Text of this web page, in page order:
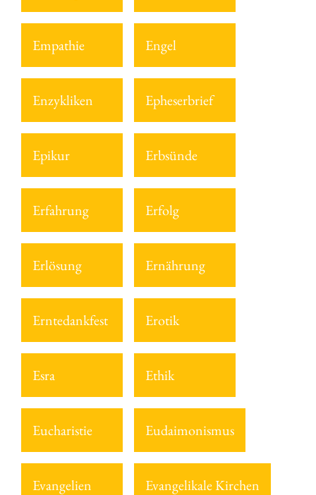
Empathie Engel
Enzykliken Epheserbrief
Epikur Erbsünde
Erfahrung Erfolg
Erlösung Ernährung
Erntedankfest Erotik
Esra Ethik
Eucharistie Eudaimonismus
Evangelien Evangelikale Kirchen